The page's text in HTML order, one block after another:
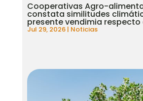
Cooperativas Agro-
constata similitudes
presente vendimia
Jul 29, 2026| Noticias